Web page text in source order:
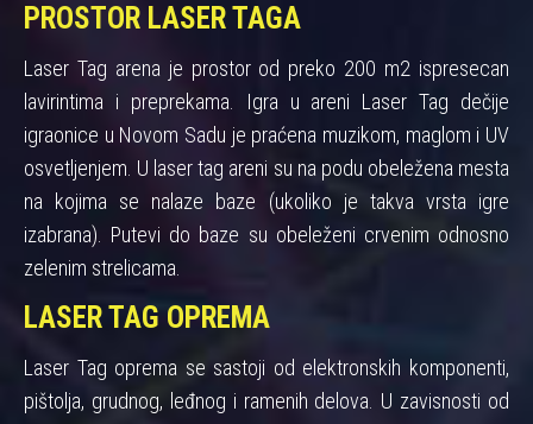
PROSTOR LASER TAGA
Laser Tag arena je prostor od preko 200 m2 ispresecan
lavirintima i preprekama. Igra u areni Laser Tag dečije
igraonice u Novom Sadu je praćena muzikom, maglom i UV
osvetljenjem. U laser tag areni su na podu obeležena mesta
na kojima se nalaze baze (ukoliko je takva vrsta igre
izabrana). Putevi do baze su obeleženi crvenim odnosno
zelenim strelicama.
LASER TAG OPREMA
Laser Tag oprema se sastoji od elektronskih komponenti,
pištolja, grudnog, leđnog i ramenih delova. U zavisnosti od